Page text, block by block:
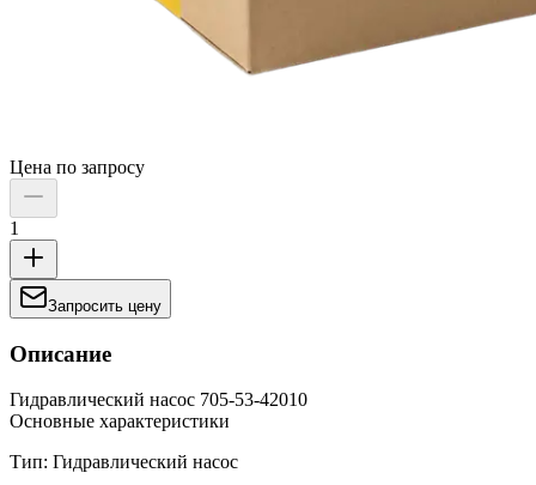
Цена по запросу
1
Запросить цену
Описание
Гидравлический насос 705-53-42010
Основные характеристики
Тип: Гидравлический насос